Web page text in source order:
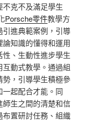
克不及滿足學生
Porsche零件教學方
進典範案例，引導
知識的懂得和運用
、生動性進步學生
動式教學。通過組
，引導學生積極參
起配合才能。同
生之間的清楚和信
置研討任務、組織